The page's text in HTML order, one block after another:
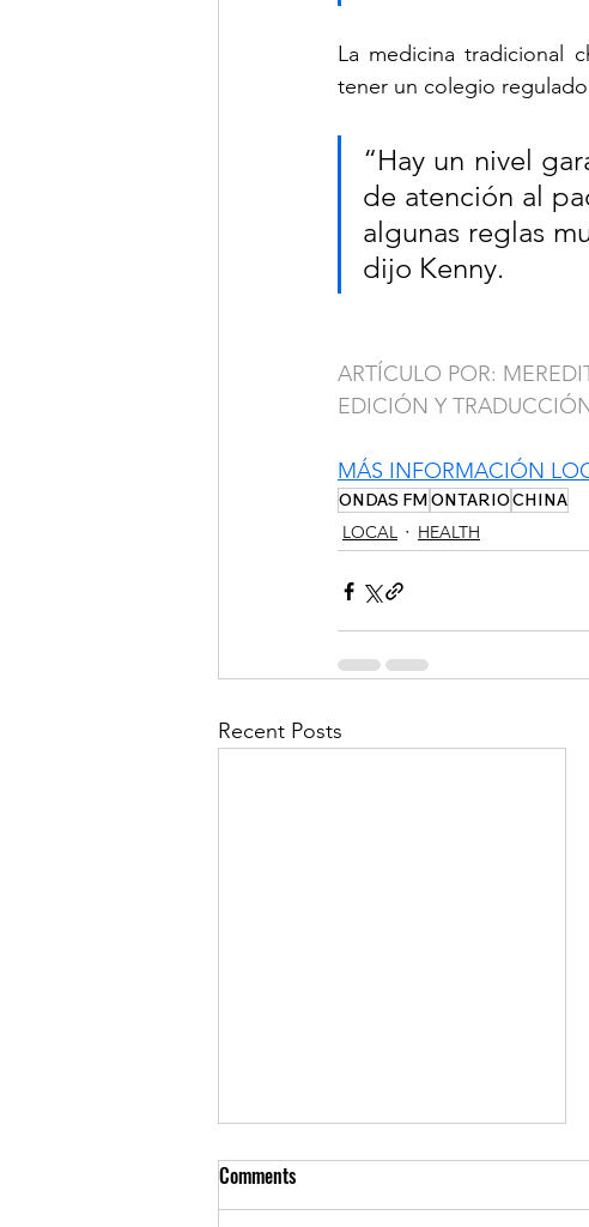
La medicina tradicional
tener un colegio
“Hay un nivel
de atención al
algunas reglas
dijo Kenny.
ARTÍCULO POR:
EDICIÓN Y
MÁS INFORMACIÓN
ONDAS FMONTARIOCHINA
LOCAL
HEALTH
Recent Posts
Comments